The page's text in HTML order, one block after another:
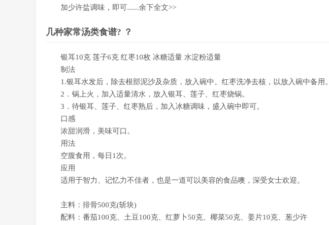
加少许盐调味，即可......余下全文>>
几种家常汤类食谱? ？
银耳10克 莲子6克 红枣10枚 冰糖适量 水淀粉适量
制法
1.银耳水发后，除去根部泥沙及杂质，放入碗中。红枣洗净去核，以放入碗中备用。
2．锅上火，加入适量清水，放入银耳、莲子、红枣烧锅。
3．待银耳、莲子、红枣熟后，加入冰糖调味，盛入碗中即可。
口感
浓甜润滑，美味可口。
用法
空腹食用，每日1次。
应用
适用于智力、记忆力不佳者，也是一道可以美容的食品噢，深受女士欢迎。
主料：排骨500克(斩块)
配料：番茄100克、土豆100克、红萝卜50克、椰菜50克、姜片10克、葱少许